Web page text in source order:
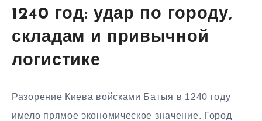
1240 год: удар по городу,
складам и привычной
логистике
Разорение Киева войсками Батыя в 1240 году
имело прямое экономическое значение. Город